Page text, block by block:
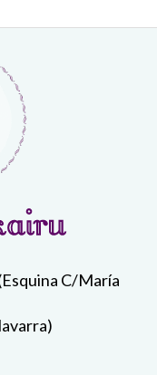
C/María